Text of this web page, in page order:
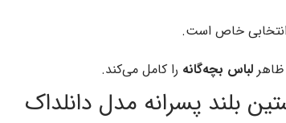
انتخابی خاص است.
لباس بچه‌گانه را کامل می‌کند.
بلند پسرانه مدل دانلداک